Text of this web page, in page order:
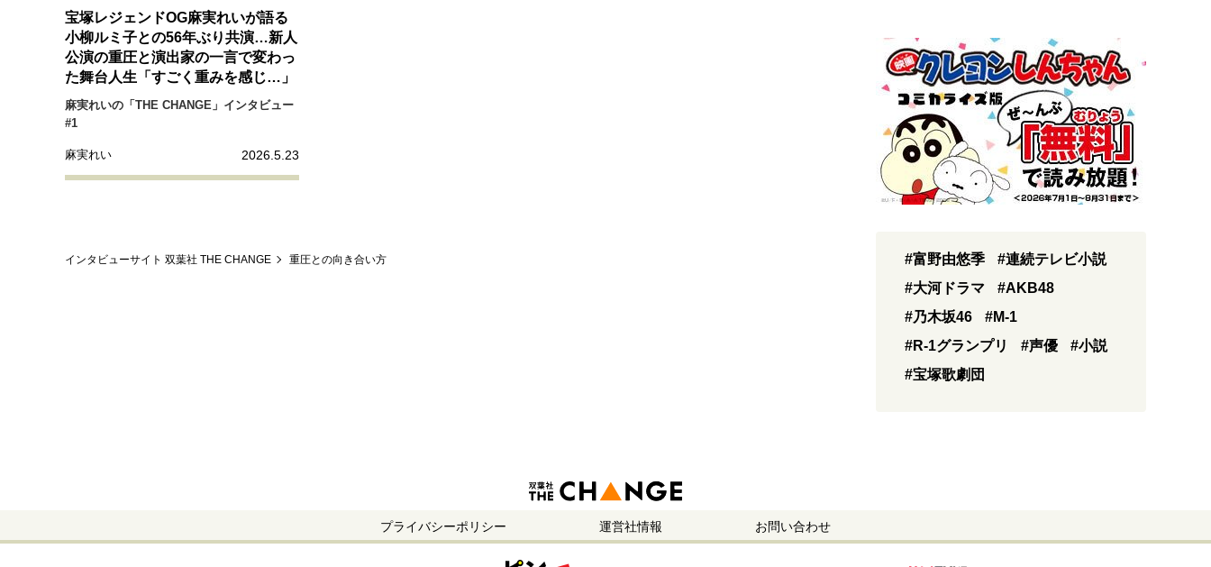
宝塚レジェンドOG麻実れいが語る
小柳ルミ子との56年ぶり共演…新人
公演の重圧と演出家の一言で変わっ
た舞台人生「すごく重みを感じ…」
麻実れいの「THE CHANGE」インタビュー
#1
麻実れい 2026.5.23
インタビューサイト 双葉社 THE CHANGE 重圧との向き合い方 #富野由悠季
#連続テレビ小説
#大河ドラマ
#AKB48
#乃木坂46
#M-1
#R-1グランプリ
#声優
#小説
#宝塚歌劇団
プライバシーポリシー 運営社情報 お問い合わせ